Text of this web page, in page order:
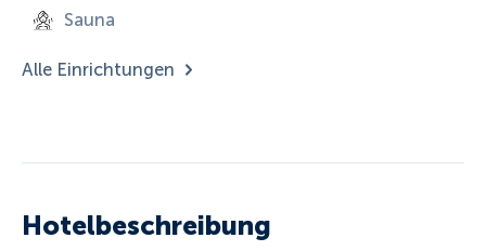
Sauna
Alle Einrichtungen
Hotelbeschreibung